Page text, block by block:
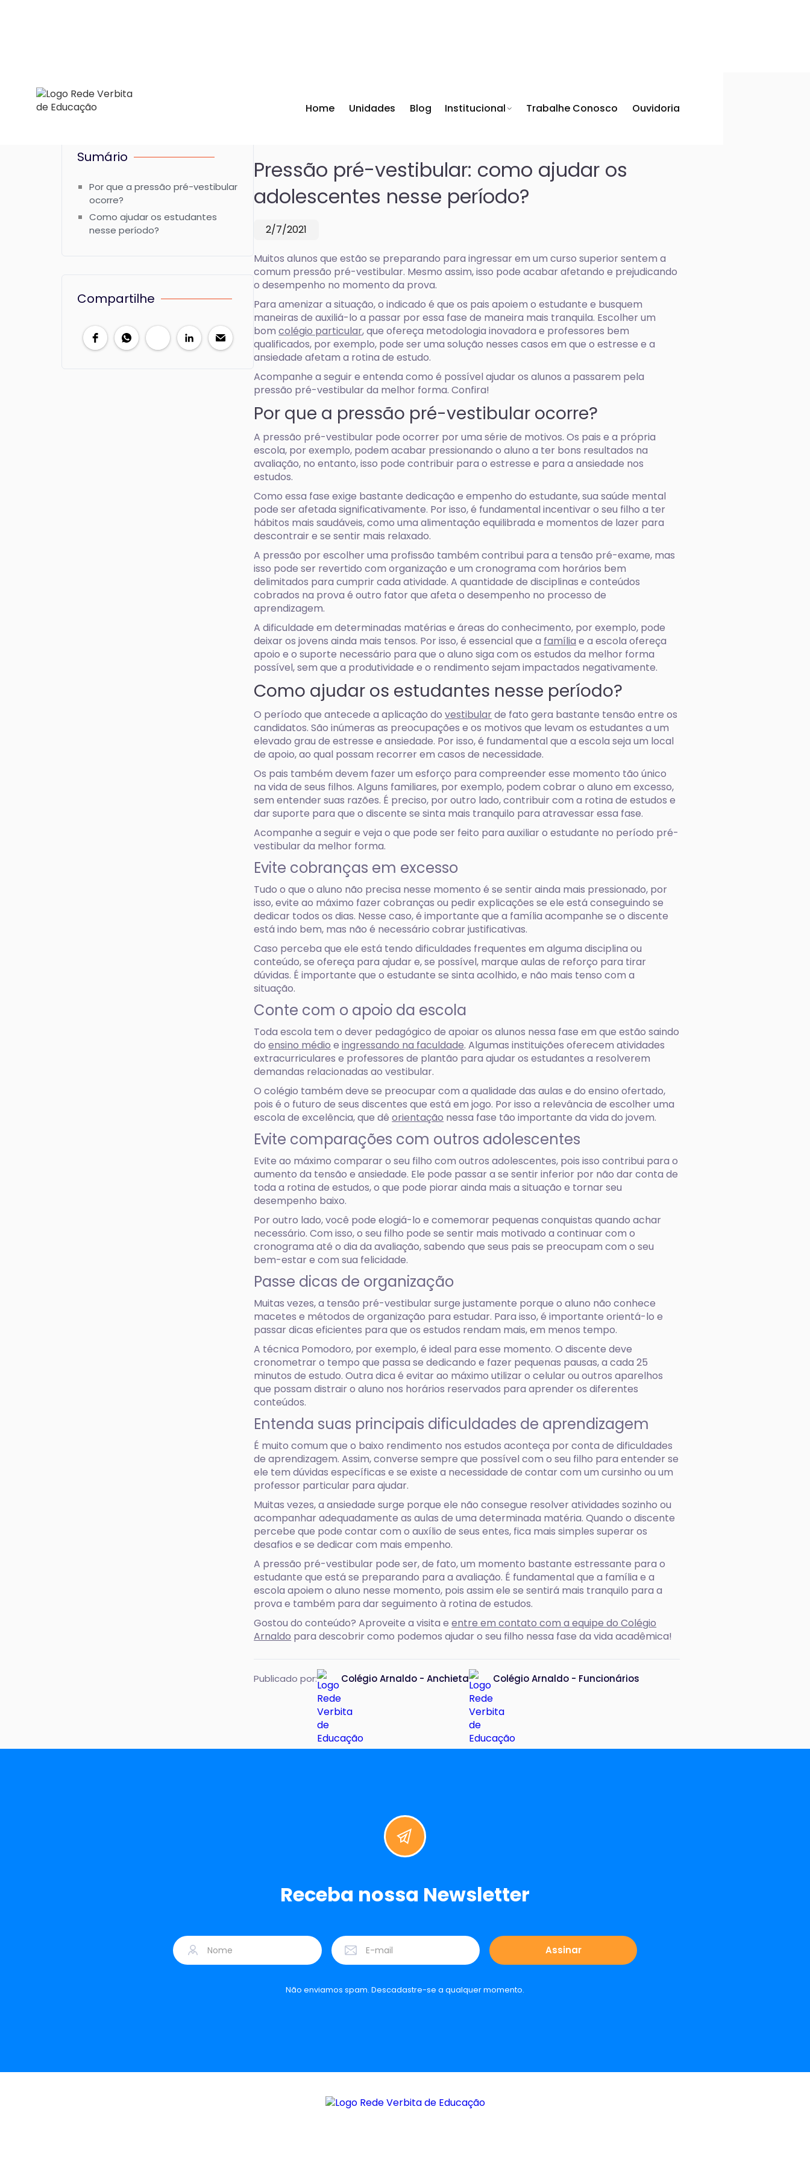
Home Unidades Blog Institucional Trabalhe Conosco Ouvidoria
Sumário
Por que a pressão pré-vestibular
ocorre?
Como ajudar os estudantes
nesse período?
Compartilhe
Pressão pré-vestibular: como ajudar os
adolescentes nesse período?
2/7/2021
Muitos alunos que estão se preparando para ingressar em um curso superior sentem a
comum pressão pré-vestibular. Mesmo assim, isso pode acabar afetando e prejudicando
o desempenho no momento da prova.
Para amenizar a situação, o indicado é que os pais apoiem o estudante e busquem
maneiras de auxiliá-lo a passar por essa fase de maneira mais tranquila. Escolher um
bomcolégio particular, que ofereça metodologia inovadora e professores bem
qualificados, por exemplo, pode ser uma solução nesses casos em que o estresse e a
ansiedade afetam a rotina de estudo.
Acompanhe a seguir e entenda como é possível ajudar os alunos a passarem pela
pressão pré-vestibular da melhor forma. Confira!
Por que a pressão pré-vestibular ocorre?
A pressão pré-vestibular pode ocorrer por uma série de motivos. Os pais e a própria
escola, por exemplo, podem acabar pressionando o aluno a ter bons resultados na
avaliação, no entanto, isso pode contribuir para o estresse e para a ansiedade nos
estudos.
Como essa fase exige bastante dedicação e empenho do estudante, sua saúde mental
pode ser afetada significativamente. Por isso, é fundamental incentivar o seu filho a ter
hábitos mais saudáveis, como uma alimentação equilibrada e momentos de lazer para
descontrair e se sentir mais relaxado.
A pressão por escolher uma profissão também contribui para a tensão pré-exame, mas
isso pode ser revertido com organização e um cronograma com horários bem
delimitados para cumprir cada atividade. A quantidade de disciplinas e conteúdos
cobrados na prova é outro fator que afeta o desempenho no processo de
aprendizagem.
A dificuldade em determinadas matérias e áreas do conhecimento, por exemplo, pode
deixar os jovens ainda mais tensos. Por isso, é essencial que a família e a escola ofereça
apoio e o suporte necessário para que o aluno siga com os estudos da melhor forma
possível, sem que a produtividade e o rendimento sejam impactados negativamente.
Como ajudar os estudantes nesse período?
O período que antecede a aplicação dovestibularde fato gera bastante tensão entre os
candidatos. São inúmeras as preocupações e os motivos que levam os estudantes a um
elevado grau de estresse e ansiedade. Por isso, é fundamental que a escola seja um local
de apoio, ao qual possam recorrer em casos de necessidade.
Os pais também devem fazer um esforço para compreender esse momento tão único
na vida de seus filhos. Alguns familiares, por exemplo, podem cobrar o aluno em excesso,
sem entender suas razões. É preciso, por outro lado, contribuir com a rotina de estudos e
dar suporte para que o discente se sinta mais tranquilo para atravessar essa fase.
Acompanhe a seguir e veja o que pode ser feito para auxiliar o estudante no período pré-
vestibular da melhor forma.
Evite cobranças em excesso
Tudo o que o aluno não precisa nesse momento é se sentir ainda mais pressionado, por
isso, evite ao máximo fazer cobranças ou pedir explicações se ele está conseguindo se
dedicar todos os dias. Nesse caso, é importante que a família acompanhe se o discente
está indo bem, mas não é necessário cobrar justificativas.
Caso perceba que ele está tendo dificuldades frequentes em alguma disciplina ou
conteúdo, se ofereça para ajudar e, se possível, marque aulas de reforço para tirar
dúvidas. É importante que o estudante se sinta acolhido, e não mais tenso com a
situação.
Conte com o apoio da escola
Toda escola tem o dever pedagógico de apoiar os alunos nessa fase em que estão saindo
doensino médio eingressando na faculdade. Algumas instituições oferecem atividades
extracurriculares e professores de plantão para ajudar os estudantes a resolverem
demandas relacionadas ao vestibular.
O colégio também deve se preocupar com a qualidade das aulas e do ensino ofertado,
pois é o futuro de seus discentes que está em jogo. Por isso a relevância de escolher uma
escola de excelência, que dêorientação nessa fase tão importante da vida do jovem.
Evite comparações com outros adolescentes
Evite ao máximo comparar o seu filho com outros adolescentes, pois isso contribui para o
aumento da tensão e ansiedade. Ele pode passar a se sentir inferior por não dar conta de
toda a rotina de estudos, o que pode piorar ainda mais a situação e tornar seu
desempenho baixo.
Por outro lado, você pode elogiá-lo e comemorar pequenas conquistas quando achar
necessário. Com isso, o seu filho pode se sentir mais motivado a continuar com o
cronograma até o dia da avaliação, sabendo que seus pais se preocupam com o seu
bem-estar e com sua felicidade.
Passe dicas de organização
Muitas vezes, a tensão pré-vestibular surge justamente porque o aluno não conhece
macetes e métodos de organização para estudar. Para isso, é importante orientá-lo e
passar dicas eficientes para que os estudos rendam mais, em menos tempo.
A técnica Pomodoro, por exemplo, é ideal para esse momento. O discente deve
cronometrar o tempo que passa se dedicando e fazer pequenas pausas, a cada 25
minutos de estudo. Outra dica é evitar ao máximo utilizar o celular ou outros aparelhos
que possam distrair o aluno nos horários reservados para aprender os diferentes
conteúdos.
Entenda suas principais dificuldades de aprendizagem
É muito comum que o baixo rendimento nos estudos aconteça por conta de dificuldades
de aprendizagem. Assim, converse sempre que possível com o seu filho para entender se
ele tem dúvidas específicas e se existe a necessidade de contar com um cursinho ou um
professor particular para ajudar.
Muitas vezes, a ansiedade surge porque ele não consegue resolver atividades sozinho ou
acompanhar adequadamente as aulas de uma determinada matéria. Quando o discente
percebe que pode contar com o auxílio de seus entes, fica mais simples superar os
desafios e se dedicar com mais empenho.
A pressão pré-vestibular pode ser, de fato, um momento bastante estressante para o
estudante que está se preparando para a avaliação. É fundamental que a família e a
escola apoiem o aluno nesse momento, pois assim ele se sentirá mais tranquilo para a
prova e também para dar seguimento à rotina de estudos.
Gostou do conteúdo? Aproveite a visita eentre em contato com a equipe do Colégio
Arnaldo para descobrir como podemos ajudar o seu filho nessa fase da vida acadêmica!
Publicado por: Colégio Arnaldo - Anchieta Colégio Arnaldo - Funcionários
Receba nossa Newsletter
Não enviamos spam. Descadastre-se a qualquer momento.